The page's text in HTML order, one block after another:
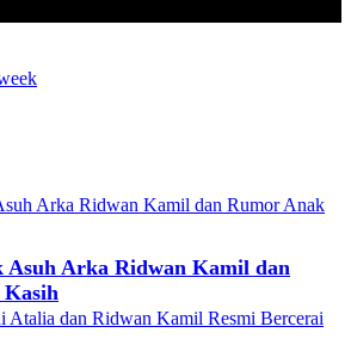
Arka Ridwan Kamil dan